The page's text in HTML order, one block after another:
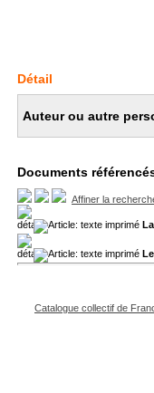
Détail
Auteur ou autre
Documents
Affiner la
Catalogue collectif de